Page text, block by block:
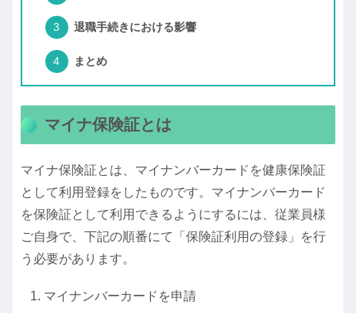
退職手続きにおける影響
まとめ
マイナ保険証とは
マイナ保険証とは、マイナンバーカードを健康保険証
として利用登録をしたものです。マイナンバーカード
を保険証として利用できるようにするには、従業員様
ご自身で、下記の順番にて「保険証利用の登録」を行
う必要があります。
マイナンバーカードを申請